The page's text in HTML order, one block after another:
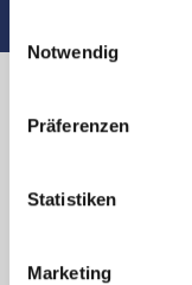
Notwendig
Präferenzen
Statistiken
Marketing
Friedhof